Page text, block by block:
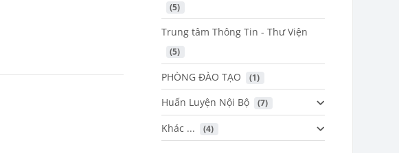
(5)
Trung tâm Thông Tin - Thư Viện
(5)
PHÒNG ĐÀO TẠO (1)
Huấn Luyện Nội Bộ (7)
Khác ... (4)